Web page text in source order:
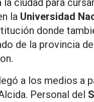
la ciudad para
la Universidad
donde
de la provincia
a los medios a
Personal del